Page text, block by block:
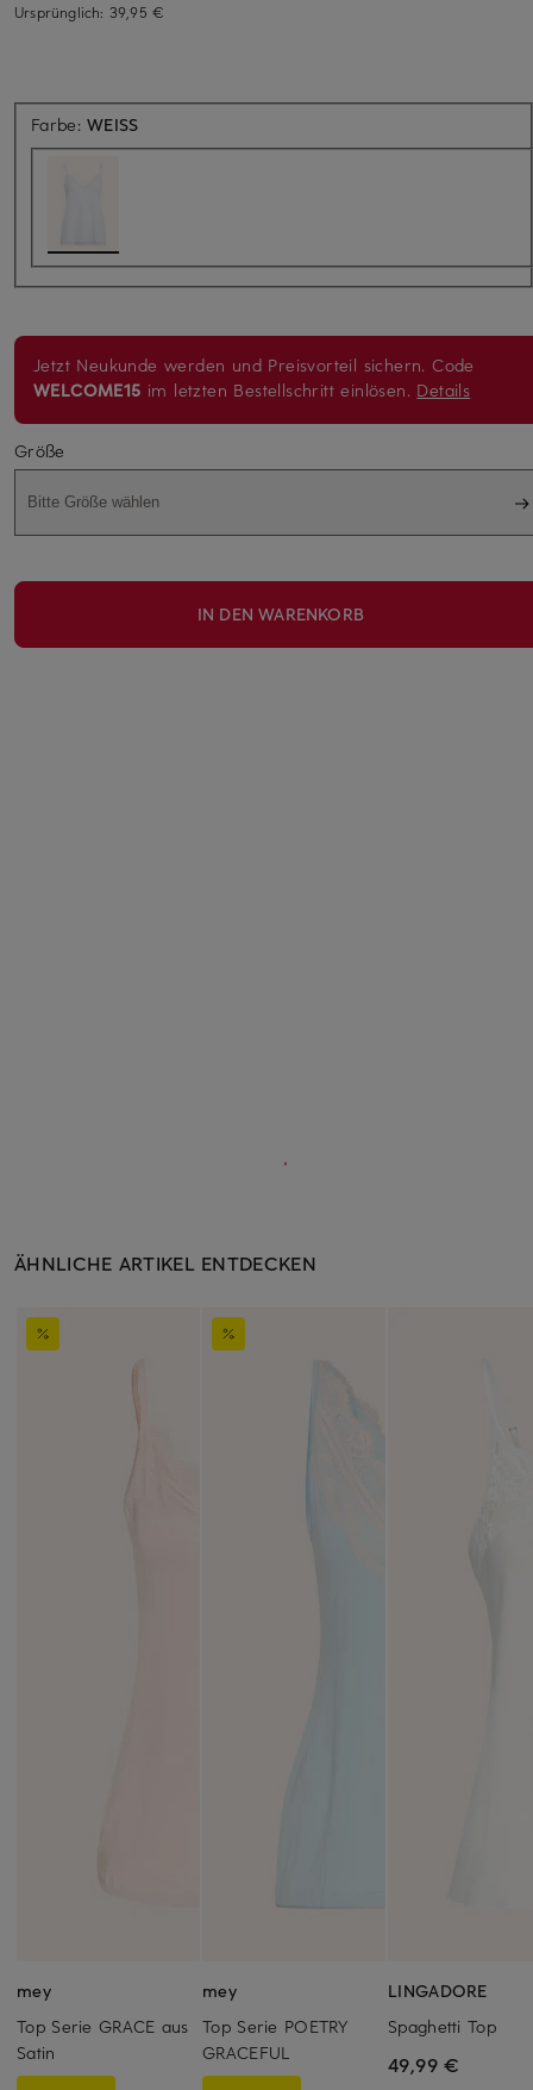
Ursprünglich: 39,95 €
Farbe:WEISS
Jetzt Neukunde werden und Preisvorteil sichern. Code
WELCOME15 im letzten Bestellschritt einlösen. Details
Größe
Bitte Größe wählen
IN DEN WARENKORB
ÄHNLICHE ARTIKEL ENTDECKEN
mey
Top Serie GRACE aus
Satin
mey
Top Serie POETRY
GRACEFUL
LINGADORE
Spaghetti Top
49,99 €